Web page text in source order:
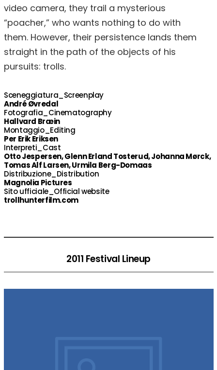
video camera, they trail a mysterious
“poacher,” who wants nothing to do with
them. However, their persistence lands them
straight in the path of the objects of his
pursuits: trolls.
Sceneggiatura_Screenplay
André Øvredal
Fotografia_Cinematography
Hallvard Bræin
Montaggio_Editing
Per Erik Eriksen
Interpreti_Cast
Otto Jespersen, Glenn Erland Tosterud, Johanna Mørck,
Tomas Alf Larsen, Urmila Berg-Domaas
Distribuzione_Distribution
Magnolia Pictures
Sito ufficiale_Official website
trollhunterfilm.com
2011 Festival Lineup